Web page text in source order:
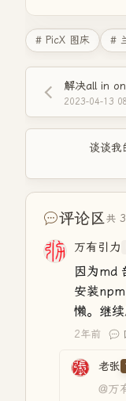
# PicX 图床 #
2023-04-13
谈谈我
评论区共
万有引力
因为md
安装
懒。继
2年前
老张
@万